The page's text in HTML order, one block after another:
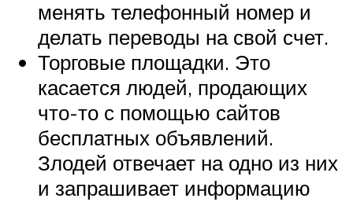
менять телефонный номер и
делать переводы на свой счет.
Торговые площадки. Это
касается людей, продающих
что-то с помощью сайтов
бесплатных объявлений.
Злодей отвечает на одно из них
и запрашивает информацию